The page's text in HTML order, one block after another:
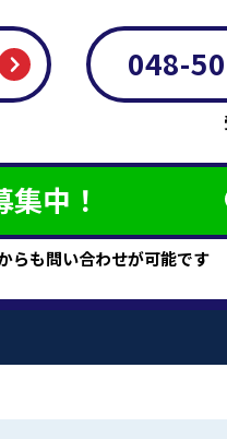
048-
中！
らも問い合わせが可能です